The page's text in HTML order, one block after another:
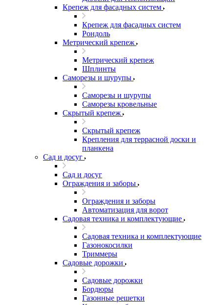
Крепеж для фасадных систем
Крепеж для фасадных систем
Рондоль
Метрический крепеж
Метрический крепеж
Шплинты
Саморезы и шурупы
Саморезы и шурупы
Саморезы кровельные
Скрытый крепеж
Скрытый крепеж
Крепления для террасной доски и
планкена
Сад и досуг
Сад и досуг
Ограждения и заборы
Ограждения и заборы
Автоматизация для ворот
Садовая техника и комплектующие
Садовая техника и комплектующие
Газонокосилки
Триммеры
Садовые дорожки
Садовые дорожки
Бордюры
Газонные решетки